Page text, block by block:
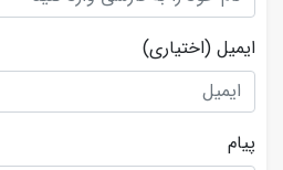
ایمیل (اختیاری)
پیام